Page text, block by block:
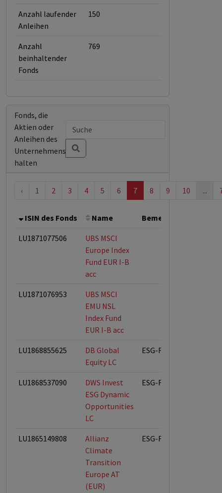
Anzahl laufender
Anleihen
150
Anzahl
beinhaltender
Fonds
769
Fonds, die
Aktien oder
Anleihen des
Unternehmens
halten
‹ 1 2 3 4 5 6 7 8 9 10 ...
ISIN des Fonds Name Bemerkung
LU1871077506
UBS MSCI
Europe Index
Fund EUR I-B
acc
LU1871076953
UBS MSCI
EMU NSL
Index Fund
EUR I-B acc
LU1868855625
DB Global
Equity LC
ESG-Fonds
LU1868537090
DWS Invest
ESG Dynamic
Opportunities
LC
ESG-Fonds
LU1865149808
Allianz
Climate
Transition
Europe AT
(EUR)
ESG-Fonds